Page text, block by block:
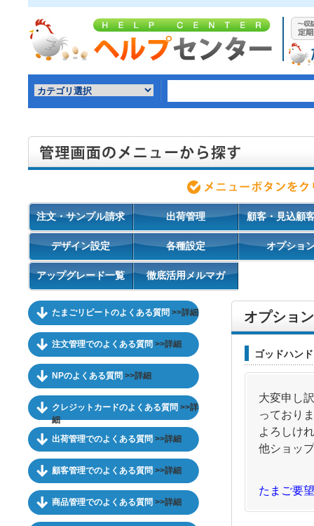
注文・サンプル請求 出荷管理 顧客・見込顧
デザイン設定 各種設定 オプショ
アップグレード一覧 徹底活用メルマガ
たまごリピートのよくある質問 >>詳細
注文管理でのよくある質問 >>詳細
NPのよくある質問 >>詳細
クレジットカードのよくある質問 >>詳
細
出荷管理でのよくある質問 >>詳細
顧客管理でのよくある質問 >>詳細
商品管理でのよくある質問 >>詳細
オプショ
ゴッドハン
大変申し
っており
よろしけ
他ショッ
たまご要